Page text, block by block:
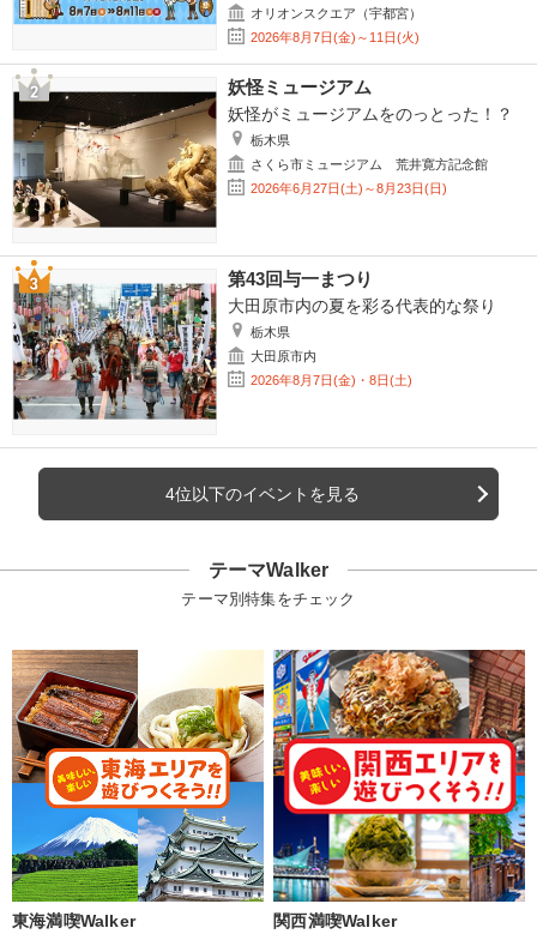
オリオンスクエア（宇都宮）
2026年8月7日(金)～11日(火)
妖怪ミュージアム
妖怪がミュージアムをのっとった！？
栃木県
さくら市ミュージアム 荒井寛方記念館
2026年6月27日(土)～8月23日(日)
第43回与一まつり
大田原市内の夏を彩る代表的な祭り
栃木県
大田原市内
2026年8月7日(金)・8日(土)
4位以下のイベントを見る
テーマWalker
テーマ別特集をチェック
東海満喫Walker 関西満喫Walker